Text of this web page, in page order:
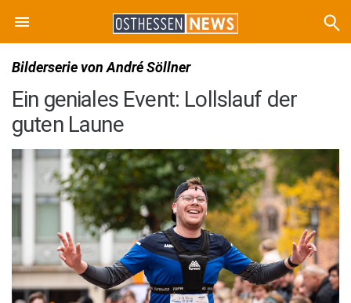
Bilderserie von André Söllner
Ein geniales Event: Lollslauf der
guten Laune